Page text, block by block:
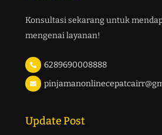
Konsultasi sekarang untuk
mengenai layanan!
6289690008888
Update Post